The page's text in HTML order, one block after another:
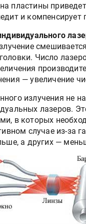
пластины
и
Число
— увеличение
излучения не
лазеров.
в которых
случае из-за
а других —
анонсировала
гибридный